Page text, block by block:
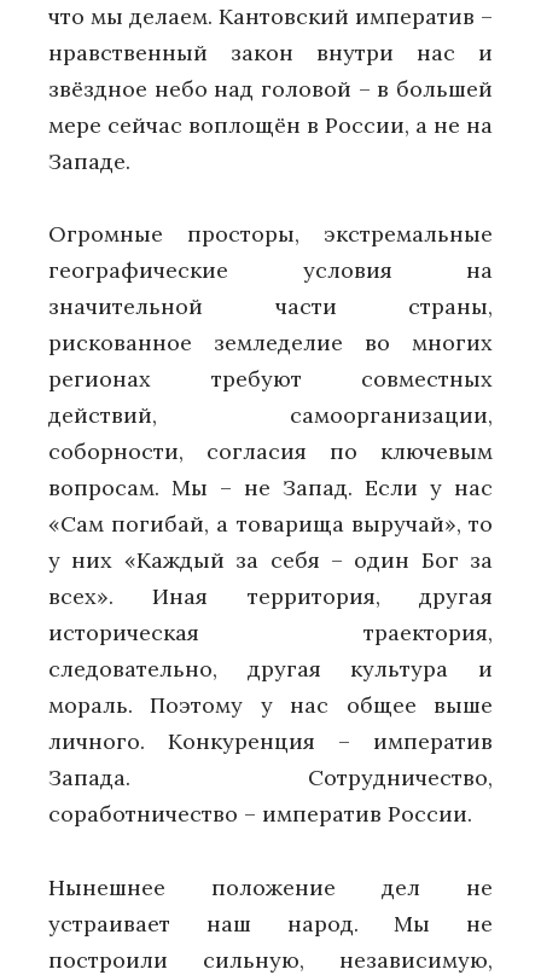
что мы делаем. Кантовский императив –
нравственный закон внутри нас и
звёздное небо над головой – в большей
мере сейчас воплощён в России, а не на
Западе.
Огромные просторы, экстремальные
географические условия на
значительной части страны,
рискованное земледелие во многих
регионах требуют совместных
действий, самоорганизации,
соборности, согласия по ключевым
вопросам. Мы – не Запад. Если у нас
«Сам погибай, а товарища выручай», то
у них «Каждый за себя – один Бог за
всех». Иная территория, другая
историческая траектория,
следовательно, другая культура и
мораль. Поэтому у нас общее выше
личного. Конкуренция – императив
Запада. Сотрудничество,
соработничество – императив России.
Нынешнее положение дел не
устраивает наш народ. Мы не
построили сильную, независимую,